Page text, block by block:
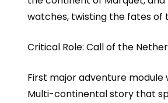
watches, twisting the fates of
Critical Role: Call of the
First major adventure module
Multi-continental story that